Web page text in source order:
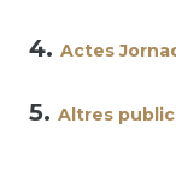
4. Actes
5. Altres